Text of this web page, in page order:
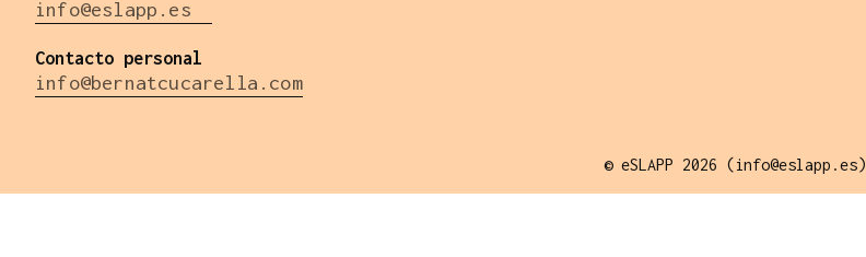
info@eslapp.es
Contacto personal
info@bernatcucarella.com
© eSLAPP 2026 (info@eslapp.es)